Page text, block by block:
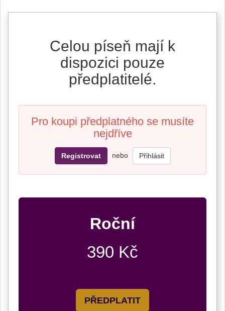
Celou píseň mají k
dispozici pouze
předplatitelé.
Pro koupi předplatného se musíte
nejdříve
Registrovat nebo Přihlásit
Roční
390 Kč
PŘEDPLATIT